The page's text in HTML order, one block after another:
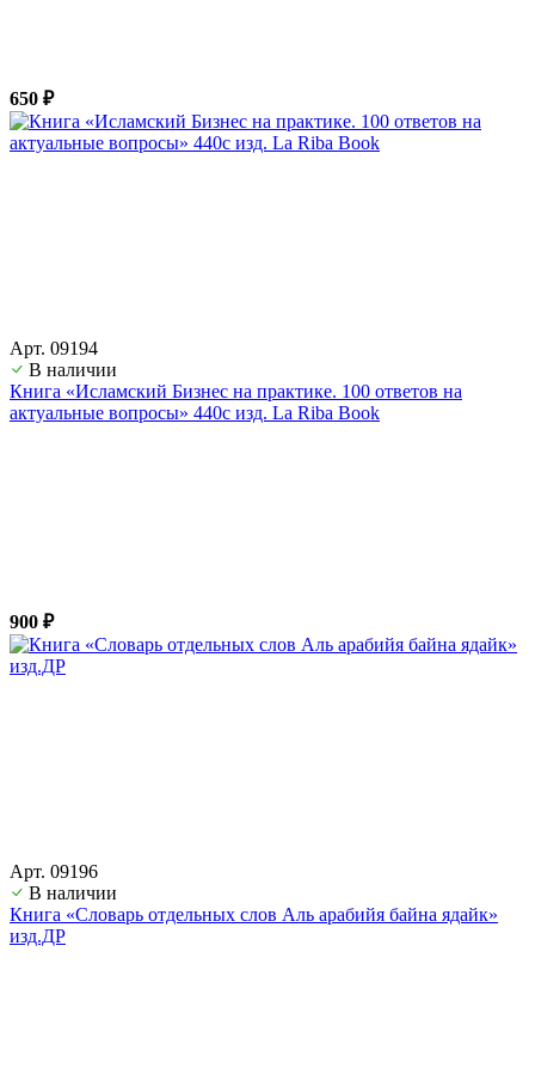
650 ₽
Арт. 09194
В наличии
Книга «Исламский Бизнес на практике. 100 ответов на
актуальные вопросы» 440с изд. La Riba Book
900 ₽
Арт. 09196
В наличии
Книга «Словарь отдельных слов Аль арабийя байна ядайк»
изд.ДР